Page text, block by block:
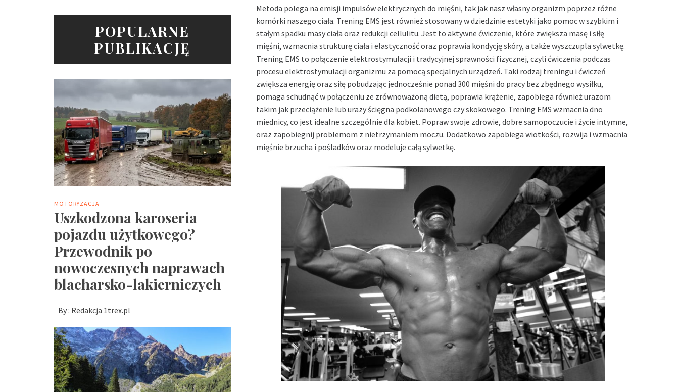
Metoda polega na emisji impulsów elektrycznych do mięśni, tak jak nasz własny organizm poprzez różne
komórki naszego ciała. Trening EMS jest również stosowany w dziedzinie estetyki jako pomoc w szybkim i
stałym spadku masy ciała oraz redukcji cellulitu. Jest to aktywne ćwiczenie, które zwiększa masę i siłę
mięśni, wzmacnia strukturę ciała i elastyczność oraz poprawia kondycję skóry, a także wyszczupla sylwetkę.
Trening EMS to połączenie elektrostymulacji i tradycyjnej sprawności fizycznej, czyli ćwiczenia podczas
procesu elektrostymulacji organizmu za pomocą specjalnych urządzeń. Taki rodzaj treningu i ćwiczeń
zwiększa energię oraz siłę pobudzając jednocześnie ponad 300 mięśni do pracy bez zbędnego wysiłku,
pomaga schudnąć w połączeniu ze zrównoważoną dietą, poprawia krążenie, zapobiega również urazom
takim jak przeciążenie lub urazy ścięgna podkolanowego czy skokowego. Trening EMS wzmacnia dno
miednicy, co jest idealne szczególnie dla kobiet. Popraw swoje zdrowie, dobre samopoczucie i życie intymne,
oraz zapobiegnij problemom z nietrzymaniem moczu. Dodatkowo zapobiega wiotkości, rozwija i wzmacnia
mięśnie brzucha i pośladków oraz modeluje całą sylwetkę.
POPULARNE
PUBLIKACJĘ
MOTORYZACJA
Uszkodzona karoseria
pojazdu użytkowego?
Przewodnik po
nowoczesnych naprawach
blacharsko-lakierniczych
By : Redakcja 1trex.pl